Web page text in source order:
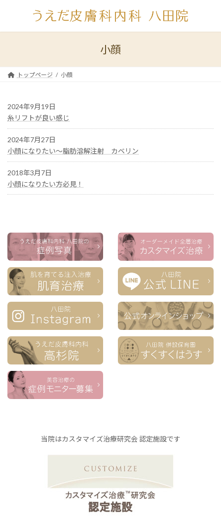
ン
ー
小顔
トップページ 小顔
2024年9月19日
糸リフトが良い感じ
2024年7月27日
小顔になりたい～脂肪溶解注射 カベリン
2018年3月7日
小顔になりたい方必見！
当院はカスタマイズ治療研究会 認定施設です